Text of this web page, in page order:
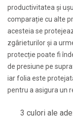
productivitatea și
comparație cu alte
acesteia se
zgârieturilor și a
protecție poate fi
de presiune pe
iar folia este
pentru a asigura un
3 culori ale